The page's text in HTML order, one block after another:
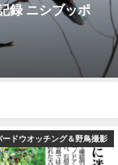
録 ニシブッポ
ードウオッチング＆野鳥撮影